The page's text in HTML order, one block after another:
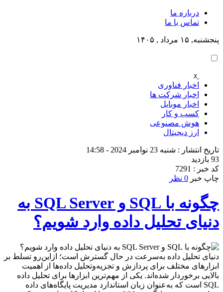
درباره ما
تماس با ما
پنجشنبه, ۱۵ مرداد , ۱۴۰۵
x
اخبار فناوری
اخبار شرکت ها
اخبار موبایل
کسب و کار
هوش مصنوعی
ارز دیجیتال
تاریخ انتشار : شنبه 23 نوامبر 2024 - 14:58
93 بازدید
کد خبر : 7291
چاپ خبر 0 نظر
چگونه با SQL و SQL Server به
دنیای تحلیل داده وارد شویم؟
دنیای تحلیل داده به‌سرعت در حال گسترش است؛ ازاین‌رو تسلط بر
ابزارهای مختلف برای پردازش و تجزیه‌وتحلیل داده‌ها از اهمیت
بالایی برخوردار شده‌اند. یکی از مهم‌ترین ابزارها برای تحلیل داده
SQL است که به‌عنوان زبان استاندارد مدیریت پایگاه‌های داده